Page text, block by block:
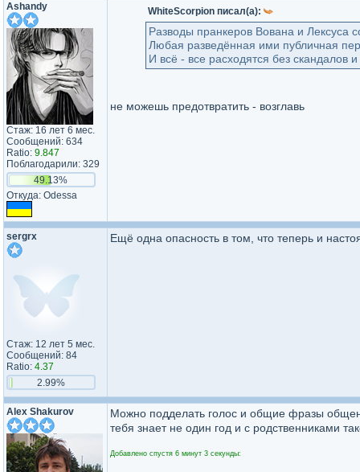
Ashandy
Стаж: 16 лет 6 мес.
Сообщений: 634
Ratio: 9.847
Поблагодарили: 329
49.13%
Откуда: Odessa
WhiteScorpion писал(а):
Разводы пранкеров Вована и Лексуса
Любая разведённая ими публичная
И всё - все расходятся без скандалов и
не можешь предотвратить - возглавь
sergrx
Стаж: 12 лет 5 мес.
Сообщений: 84
Ratio: 4.37
2.99%
Ещё одна опасность в том, что теперь и
Alex Shakurov
Можно подделать голос и общие фразы
тебя знает не один год и с родственниками
Добавлено спустя 6 минут 3 секунды: